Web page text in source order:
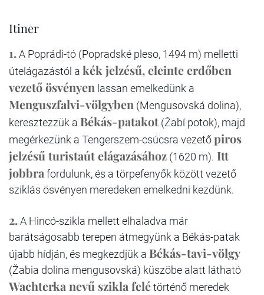
Itiner
1.A Poprádi-tó (Popradské pleso, 1494 m) melletti
útelágazástól a kék jelzésű, eleinte erdőben
vezető ösvényen lassan emelkedünk a
Menguszfalvi-völgyben (Mengusovská dolina),
keresztezzük a Békás-patakot (Žabí potok), majd
megérkezünk a Tengerszem-csúcsra vezető piros
jelzésű turistaút elágazásához (1620 m). Itt
jobbrafordulunk, és a törpefenyők között vezető
sziklás ösvényen meredeken emelkedni kezdünk.
2.A Hincó-szikla mellett elhaladva már
barátságosabb terepen átmegyünk a Békás-patak
újabb hídján, és megkezdjük a Békás-tavi-völgy
(Žabia dolina mengusovská) küszöbe alatt látható
Wachterka nevű szikla felétörténő meredek